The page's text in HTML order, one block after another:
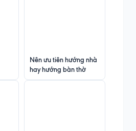
Nên ưu tiên hướng nhà
hay hướng bàn thờ